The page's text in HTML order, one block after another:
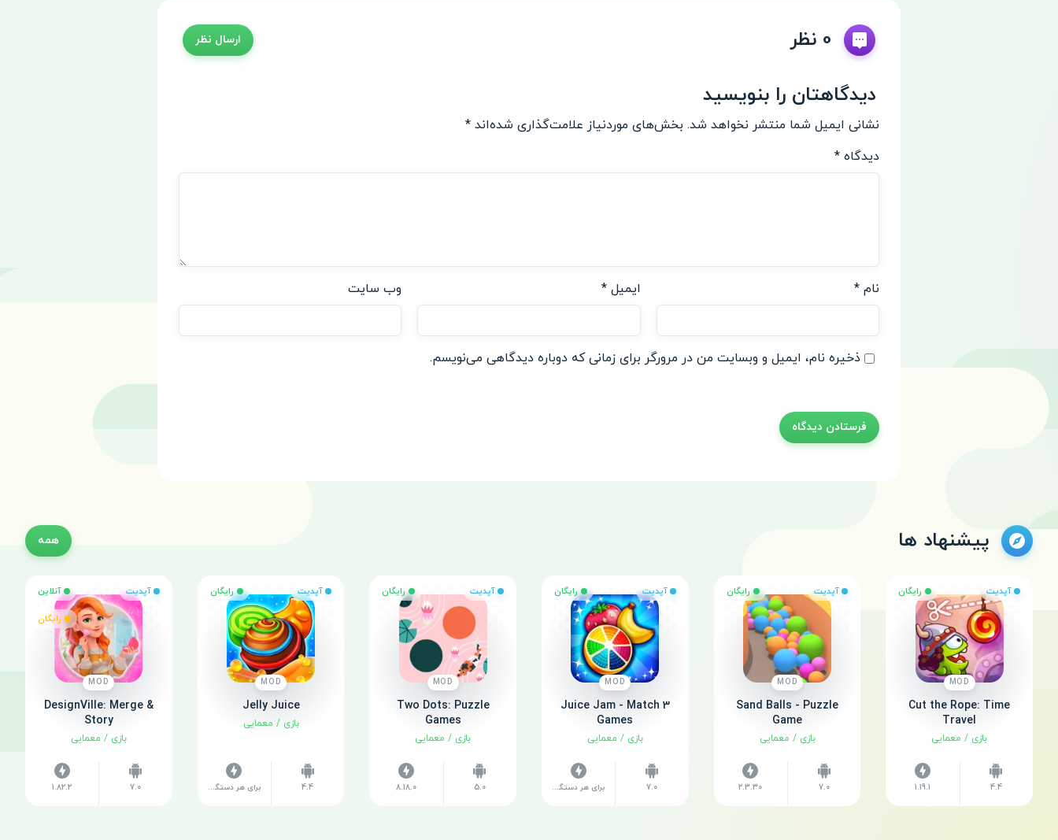
0 نظر ارسال نظر
دیدگاهتان را بنویسید
نشانی ایمیل شما منتشر نخواهد شد. بخش‌های موردنیاز علامت‌گذاری شده‌اند *
دیدگاه *
نام * ایمیل* وب‌ سایت
ذخیره نام، ایمیل و وبسایت من در مرورگر برای زمانی که دوباره دیدگاهی می‌نویسم.
پیشنهاد ها همه
آپدیت رایگان
MOD
Cut the Rope: Time
Travel
بازی / معمایی
4.4
1.19.1
آپدیت رایگان
MOD
Sand Balls - Puzzle
Game
بازی / معمایی
7.0
2.3.30
آپدیت رایگان
MOD
Juice Jam - Match 3
Games
بازی / معمایی
7.0 برای هر دستگاه متفاوت است
آپدیت رایگان
MOD
Two Dots: Puzzle
Games
بازی / معمایی
5.0
8.18.0
آپدیت رایگان
MOD
Jelly Juice
بازی / معمایی
4.4 برای هر دستگاه متفاوت است
آپدیت آنلاین
رایگان
MOD
DesignVille: Merge &
Story
بازی / معمایی
7.0
1.82.2